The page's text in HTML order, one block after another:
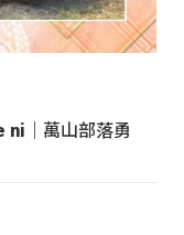
ni｜萬山部落勇